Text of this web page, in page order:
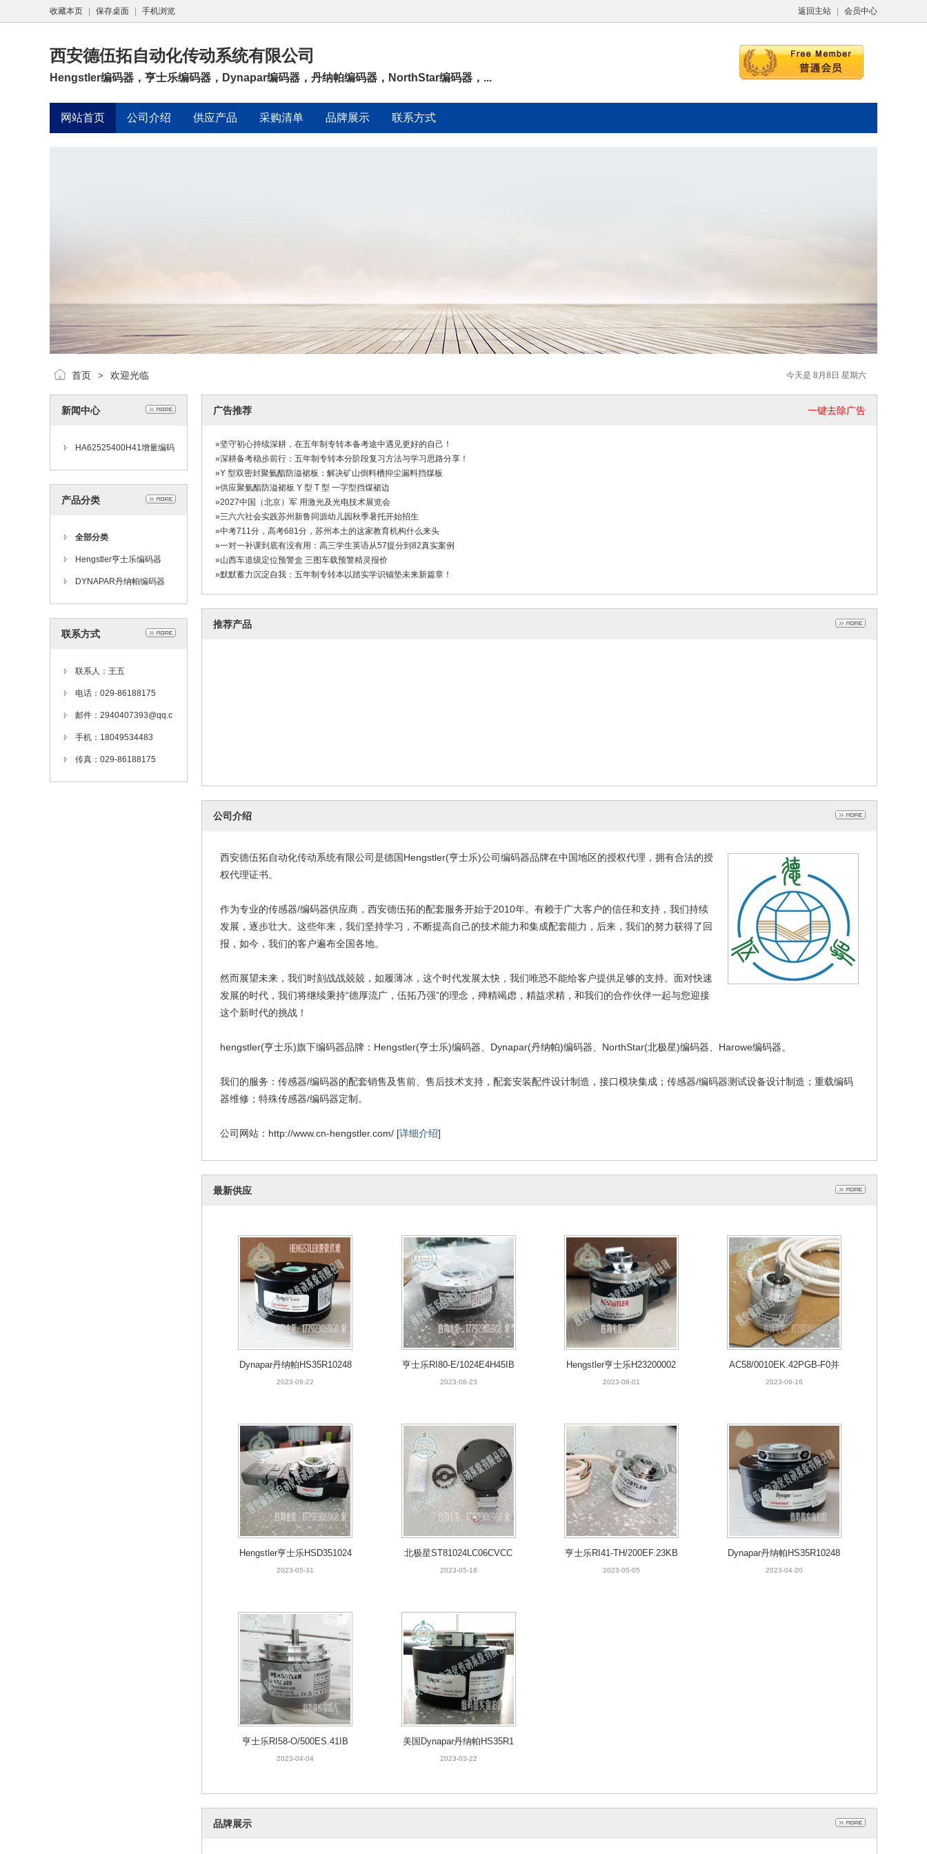
返回主站 会员中心
收藏本页 保存桌面 手机浏览
西安德伍拓自动化传动系统有限公司
Hengstler编码器，亨士乐编码器，Dynapar编码器，丹纳帕编码器，NorthStar编码器，...
网站首页 公司介绍 供应产品 采购清单 品牌展示 联系方式
今天是 8月8日 星期六
首页 > 欢迎光临
新闻中心
HA62525400H41增量编码
器亨士乐HENGSTLER
产品分类
全部分类
Hengstler亨士乐编码器
DYNAPAR丹纳帕编码器
联系方式
联系人：王五
电话：029-86188175
邮件：2940407393@qq.c
om
手机：18049534483
传真：029-86188175
一键去除广告
广告推荐
»坚守初心持续深耕，在五年制专转本备考途中遇见更好的自己！
»深耕备考稳步前行：五年制专转本分阶段复习方法与学习思路分享！
»Y 型双密封聚氨酯防溢裙板：解决矿山倒料槽抑尘漏料挡煤板
»供应聚氨酯防溢裙板 Y 型 T 型 一字型挡煤裙边
»2027中国（北京）军 用激光及光电技术展览会
»三六六社会实践苏州新鲁同源幼儿园秋季暑托开始招生
»中考711分，高考681分，苏州本土的这家教育机构什么来头
»一对一补课到底有没有用：高三学生英语从57提分到82真实案例
»山西车道级定位预警盒 三图车载预警精灵报价
»默默蓄力沉淀自我：五年制专转本以踏实学识铺垫未来新篇章！
推荐产品
公司介绍
西安德伍拓自动化传动系统有限公司是德国Hengstler(亨士乐)公司编码器品牌在中国地区的授权代理，拥有合法的授
权代理证书。
作为专业的传感器/编码器供应商，西安德伍拓的配套服务开始于2010年。有赖于广大客户的信任和支持，我们持续
发展，逐步壮大。这些年来，我们坚持学习，不断提高自己的技术能力和集成配套能力，后来，我们的努力获得了回
报，如今，我们的客户遍布全国各地。
然而展望未来，我们时刻战战兢兢，如履薄冰，这个时代发展太快，我们唯恐不能给客户提供足够的支持。面对快速
发展的时代，我们将继续秉持“德厚流广，伍拓乃强”的理念，殚精竭虑，精益求精，和我们的合作伙伴一起与您迎接
这个新时代的挑战！
hengstler(亨士乐)旗下编码器品牌：Hengstler(亨士乐)编码器、Dynapar(丹纳帕)编码器、NorthStar(北极星)编码器、Harowe编码器。
我们的服务：传感器/编码器的配套销售及售前、售后技术支持，配套安装配件设计制造，接口模块集成；传感器/编码器测试设备设计制造；重载编码
器维修；特殊传感器/编码器定制。
公司网站：http://www.cn-hengstler.com/ [详细介绍]
最新供应
Dynapar丹纳帕HS35R10248
4P7增量型编码器
2023-09-22
亨士乐RI80-E/1024E4H45IB
空心轴编码器
2023-08-23
Hengstler亨士乐H23200002
253M增量编码器
2023-08-01
AC58/0010EK.42PGB-F0并
口光电编码器
2023-06-16
Hengstler亨士乐HSD351024
PAP编码器
2023-05-31
北极星ST81024LC06CVCC
重载磁性编码器
2023-05-18
亨士乐RI41-TH/200EF.23KB
-G增量编码器
2023-05-05
Dynapar丹纳帕HS35R10248
547增量编码器
2023-04-20
亨士乐RI58-O/500ES.41IB
增量编码器
2023-04-04
美国Dynapar丹纳帕HS35R1
0245172增量编码器
2023-03-22
品牌展示